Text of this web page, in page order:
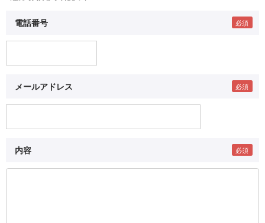
電話番号
メールアドレス
内容